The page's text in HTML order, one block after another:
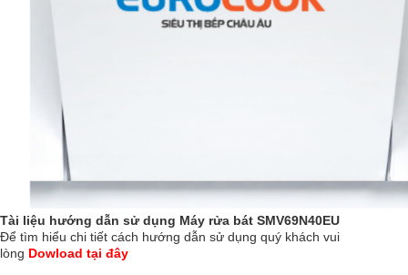
Tài liệu hướng dẫn sử dụng Máy rửa bát SMV69N40EU
Để tìm hiểu chi tiết cách hướng dẫn sử dụng quý khách vui
lòng Dowload tại đây